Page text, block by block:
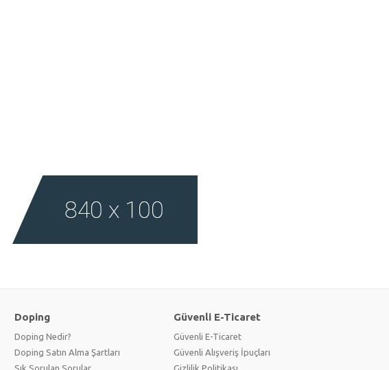
Doping
Doping Nedir?
Doping Satın Alma Şartları
Sık Sorulan Sorular
Güvenli E-Ticaret
Güvenli E-Ticaret
Güvenli Alışveriş İpuçları
Gizlilik Politikası